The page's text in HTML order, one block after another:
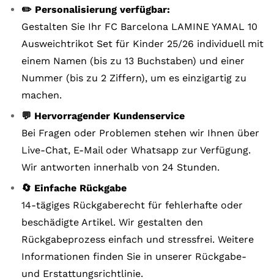
✏️ Personalisierung verfügbar:
Gestalten Sie Ihr FC Barcelona LAMINE YAMAL 10
Ausweichtrikot Set für Kinder 25/26 individuell mit
einem Namen (bis zu 13 Buchstaben) und einer
Nummer (bis zu 2 Ziffern), um es einzigartig zu
machen.
💬 Hervorragender Kundenservice
Bei Fragen oder Problemen stehen wir Ihnen über
Live-Chat, E-Mail oder Whatsapp zur Verfügung.
Wir antworten innerhalb von 24 Stunden.
🔄 Einfache Rückgabe
14-tägiges Rückgaberecht für fehlerhafte oder
beschädigte Artikel. Wir gestalten den
Rückgabeprozess einfach und stressfrei. Weitere
Informationen finden Sie in unserer Rückgabe-
und Erstattungsrichtlinie.